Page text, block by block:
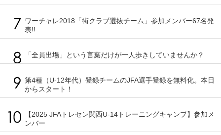
ワーチャレ2018「街クラブ選抜チーム」参加メンバー67名発
表!!
「全員出場」という言葉だけが一人歩きしていませんか？
第4種（U-12年代）登録チームのJFA選手登録を無料化。本日
からスタート！
【2025 JFAトレセン関西U-14トレーニングキャンプ】参加メ
ンバー